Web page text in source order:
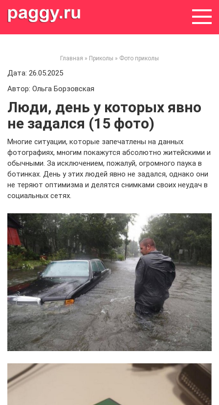
Главная » Приколы » Фото приколы
Дата: 26.05.2025
Автор: Ольга Борзовская
Люди, день у которых явно
не задался (15 фото)
Многие ситуации, которые запечатлены на данных
фотографиях, многим покажутся абсолютно житейскими и
обычными. За исключением, пожалуй, огромного паука в
ботинках. День у этих людей явно не задался, однако они
не теряют оптимизма и делятся снимками своих неудач в
социальных сетях.